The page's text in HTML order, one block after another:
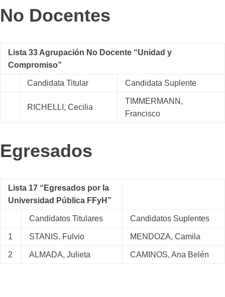
No Docentes
Lista 33 Agrupación No Docente “Unidad y
Compromiso”
Candidata Titular Candidata Suplente
RICHELLI, Cecilia
TIMMERMANN,
Francisco
Egresados
Lista 17 “Egresados por la
Universidad Pública FFyH”
Candidatos Titulares Candidatos Suplentes
1 STANIS, Fulvio MENDOZA, Camila
2 ALMADA, Julieta CAMINOS, Ana Belén